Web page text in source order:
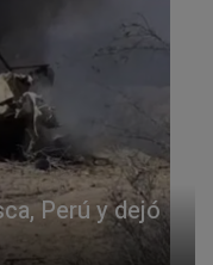
Perú y dejó